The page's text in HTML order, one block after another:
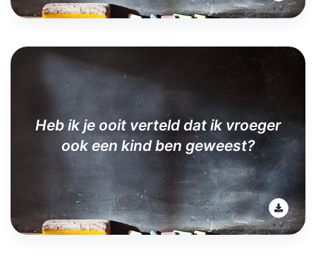
Heb ik je ooit verteld dat ik vroeger
ook een kind ben geweest?